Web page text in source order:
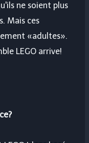
ne soient plus
Mais ces
«adultes».
LEGO arrive!